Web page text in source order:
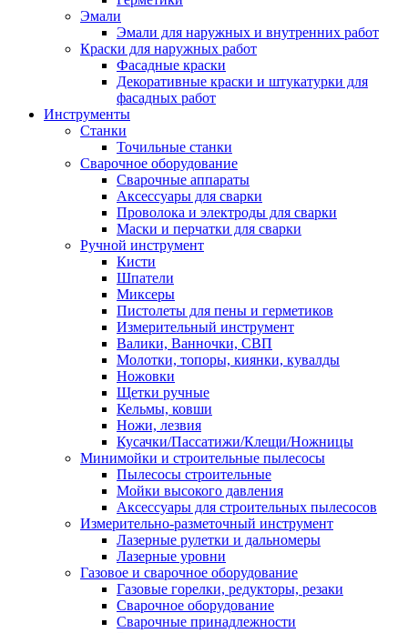
Эмали
Эмали для наружных и внутренних работ
Краски для наружных работ
Фасадные краски
Декоративные краски и штукатурки для
фасадных работ
Инструменты
Станки
Точильные станки
Сварочное оборудование
Сварочные аппараты
Аксессуары для сварки
Проволока и электроды для сварки
Маски и перчатки для сварки
Ручной инструмент
Кисти
Шпатели
Миксеры
Пистолеты для пены и герметиков
Измерительный инструмент
Валики, Ванночки, СВП
Молотки, топоры, киянки, кувалды
Ножовки
Щетки ручные
Кельмы, ковши
Ножи, лезвия
Кусачки/Пассатижи/Клещи/Ножницы
Минимойки и строительные пылесосы
Пылесосы строительные
Мойки высокого давления
Аксессуары для строительных пылесосов
Измерительно-разметочный инструмент
Лазерные рулетки и дальномеры
Лазерные уровни
Газовое и сварочное оборудование
Газовые горелки, редукторы, резаки
Сварочное оборудование
Сварочные принадлежности